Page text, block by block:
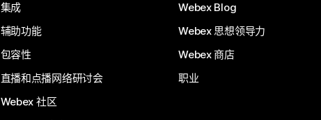
集成
辅助功能
包容性
直播和点播网络研讨会
Webex 社区
Webex Blog
Webex 思想领导力
Webex 商店
职业